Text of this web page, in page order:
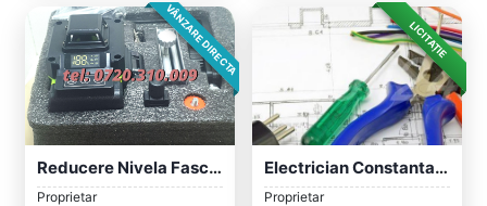
VÂNZARE DIRECTA
Reducere Nivela Fascicul Verde 16 Linii...
Proprietar
LICITAȚIE
Electrician Constanta - Montaj Si Instal...
Proprietar